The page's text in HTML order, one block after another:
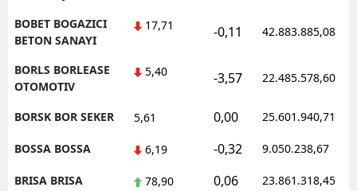
BOBET BOGAZICI
BETON SANAYI
17,71 -0,11 42.883.885,08
BORLS BORLEASE
OTOMOTIV
5,40 -3,57 22.485.578,60
BORSK BOR SEKER 5,61 0,00 25.601.940,71
BOSSA BOSSA 6,19 -0,32 9.050.238,67
BRISA BRISA 78,90 0,06 23.861.318,45